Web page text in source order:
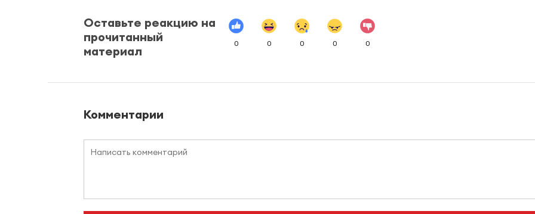
Оставьте реакцию на
прочитанный
материал
0 0 0 0 0
Комментарии